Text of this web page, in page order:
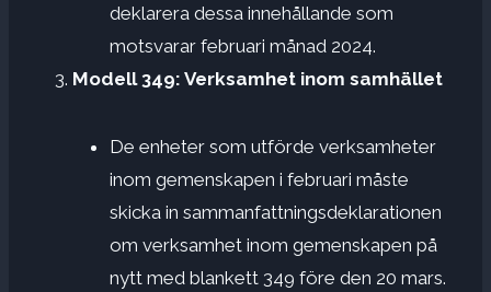
deklarera dessa innehållande som
motsvarar februari månad 2024.
Modell 349: Verksamhet inom samhället
De enheter som utförde verksamheter
inom gemenskapen i februari måste
skicka in sammanfattningsdeklarationen
om verksamhet inom gemenskapen på
nytt med blankett 349 före den 20 mars.